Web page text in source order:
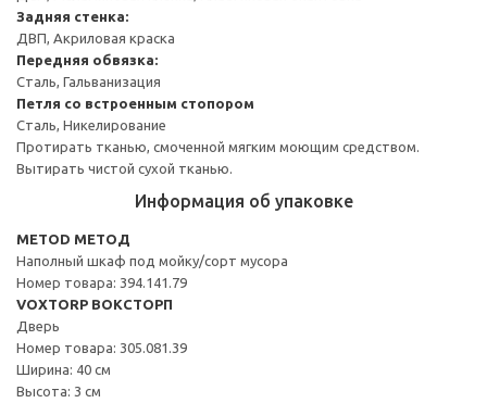
Задняя стенка:
ДВП, Акриловая краска
Передняя обвязка:
Сталь, Гальванизация
Петля со встроенным стопором
Сталь, Никелирование
Протирать тканью, смоченной мягким моющим средством.
Вытирать чистой сухой тканью.
Информация об упаковке
METOD МЕТОД
Наполный шкаф под мойку/сорт мусора
Номер товара: 394.141.79
VOXTORP ВОКСТОРП
Дверь
Номер товара: 305.081.39
Ширина: 40 см
Высота: 3 см